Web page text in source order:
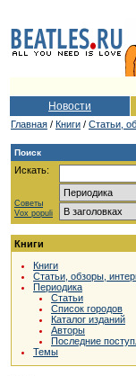
Новости
Главная / Книги / Cтатьи,
Поиск
Искать:
Советы
Vox populi
Книги
Книги
Статьи, обзоры,
Периодика
Статьи
Список городов
Каталог изданий
Авторы
Последние
Темы